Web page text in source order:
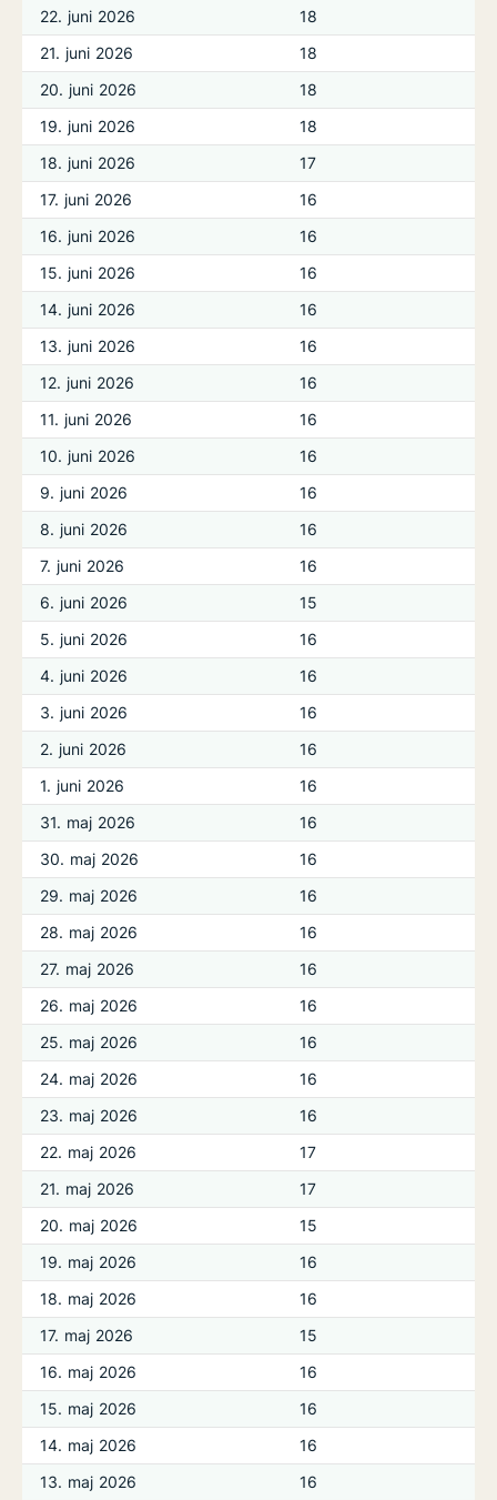
22. juni 2026
18
21. juni 2026
18
20. juni 2026
18
19. juni 2026
18
18. juni 2026
17
17. juni 2026
16
16. juni 2026
16
15. juni 2026
16
14. juni 2026
16
13. juni 2026
16
12. juni 2026
16
11. juni 2026
16
10. juni 2026
16
9. juni 2026
16
8. juni 2026
16
7. juni 2026
16
6. juni 2026
15
5. juni 2026
16
4. juni 2026
16
3. juni 2026
16
2. juni 2026
16
1. juni 2026
16
31. maj 2026
16
30. maj 2026
16
29. maj 2026
16
28. maj 2026
16
27. maj 2026
16
26. maj 2026
16
25. maj 2026
16
24. maj 2026
16
23. maj 2026
16
22. maj 2026
17
21. maj 2026
17
20. maj 2026
15
19. maj 2026
16
18. maj 2026
16
17. maj 2026
15
16. maj 2026
16
15. maj 2026
16
14. maj 2026
16
13. maj 2026
16